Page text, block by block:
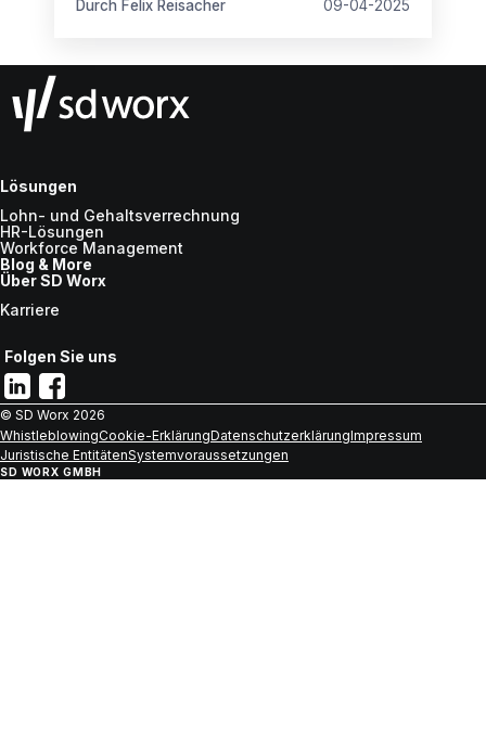
Durch Felix Reisacher 09-04-2025
Lösungen
Lohn- und Gehaltsverrechnung
HR-Lösungen
Workforce Management
Blog & More
Über SD Worx
Karriere
Folgen Sie uns
© SD Worx 2026
WhistleblowingCookie-ErklärungDatenschutzerklärungImpressum
Juristische EntitätenSystemvoraussetzungen
SD WORX GMBH